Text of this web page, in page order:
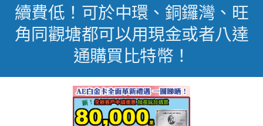
續費低！可於中環、銅鑼灣、旺
角同觀塘都可以用現金或者八達
通購買比特幣！